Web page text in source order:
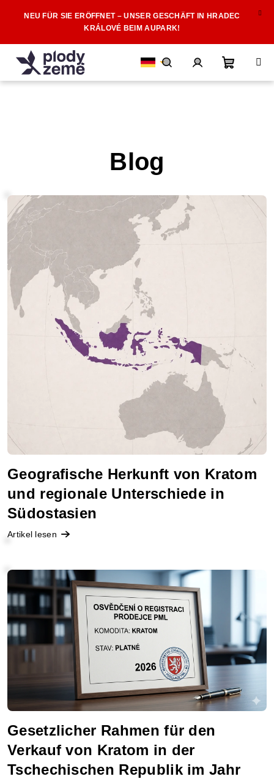
NEU FÜR SIE ERÖFFNET – UNSER GESCHÄFT IN HRADEC
KRÁLOVÉ BEIM AUPARK!
SuchenLogin
Blog
i
s
t
e
d
e
e
l
Geografische Herkunft von Kratom
und regionale Unterschiede in
Südostasien
Artikel lesen
Gesetzlicher Rahmen für den
Verkauf von Kratom in der
Tschechischen Republik im Jahr